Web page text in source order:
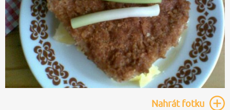
Nahrátfotku